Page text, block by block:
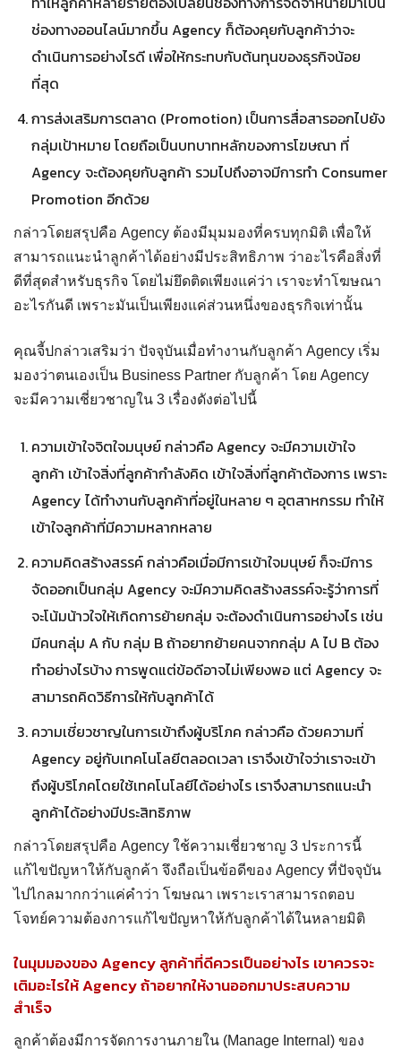
ช่องทางออนไลน์มากขึ้น Agency ก็ต้องคุยกับลูกค้าว่าจะ
ดำเนินการอย่างไรดี เพื่อให้กระทบกับต้นทุนของธุรกิจน้อย
ที่สุด
การส่งเสริมการตลาด (Promotion) เป็นการสื่อสารออกไปยัง
กลุ่มเป้าหมาย โดยถือเป็นบทบาทหลักของการโฆษณา ที่
Agency จะต้องคุยกับลูกค้า รวมไปถึงอาจมีการทำ Consumer
Promotion อีกด้วย
กล่าวโดยสรุปคือ Agency ต้องมีมุมมองที่ครบทุกมิติ เพื่อให้
สามารถแนะนำลูกค้าได้อย่างมีประสิทธิภาพ ว่าอะไรคือสิ่งที่
ดีที่สุดสำหรับธุรกิจ โดยไม่ยึดติดเพียงแค่ว่า เราจะทำโฆษณา
อะไรกันดี เพราะมันเป็นเพียงแค่ส่วนหนึ่งของธุรกิจเท่านั้น
คุณจี้ปกล่าวเสริมว่า ปัจจุบันเมื่อทำงานกับลูกค้า Agency เริ่ม
มองว่าตนเองเป็น Business Partner กับลูกค้า โดย Agency
จะมีความเชี่ยวชาญใน 3 เรื่องดังต่อไปนี้
ความเข้าใจจิตใจมนุษย์ กล่าวคือ Agency จะมีความเข้าใจ
ลูกค้า เข้าใจสิ่งที่ลูกค้ากำลังคิด เข้าใจสิ่งที่ลูกค้าต้องการ เพราะ
Agency ได้ทำงานกับลูกค้าที่อยู่ในหลาย ๆ อุตสาหกรรม ทำให้
เข้าใจลูกค้าที่มีความหลากหลาย
ความคิดสร้างสรรค์ กล่าวคือเมื่อมีการเข้าใจมนุษย์ ก็จะมีการ
จัดออกเป็นกลุ่ม Agency จะมีความคิดสร้างสรรค์จะรู้ว่าการที่
จะโน้มน้าวใจให้เกิดการย้ายกลุ่ม จะต้องดำเนินการอย่างไร เช่น
มีคนกลุ่ม A กับ กลุ่ม B ถ้าอยากย้ายคนจากกลุ่ม A ไป B ต้อง
ทำอย่างไรบ้าง การพูดแต่ข้อดีอาจไม่เพียงพอ แต่ Agency จะ
สามารถคิดวิธีการให้กับลูกค้าได้
ความเชี่ยวชาญในการเข้าถึงผู้บริโภค กล่าวคือ ด้วยความที่
Agency อยู่กับเทคโนโลยีตลอดเวลา เราจึงเข้าใจว่าเราจะเข้า
ถึงผู้บริโภคโดยใช้เทคโนโลยีได้อย่างไร เราจึงสามารถแนะนำ
ลูกค้าได้อย่างมีประสิทธิภาพ
กล่าวโดยสรุปคือ Agency ใช้ความเชี่ยวชาญ 3 ประการนี้
แก้ไขปัญหาให้กับลูกค้า จึงถือเป็นข้อดีของ Agency ที่ปัจจุบัน
ไปไกลมากกว่าแค่คำว่า โฆษณา เพราะเราสามารถตอบ
โจทย์ความต้องการแก้ไขปัญหาให้กับลูกค้าได้ในหลายมิติ
ในมุมมองของ Agency ลูกค้าที่ดีควรเป็นอย่างไร เขาควรจะ
เติมอะไรให้ Agency ถ้าอยากให้งานออกมาประสบความ
สำเร็จ
ลูกค้าต้องมีการจัดการงานภายใน (Manage Internal) ของ